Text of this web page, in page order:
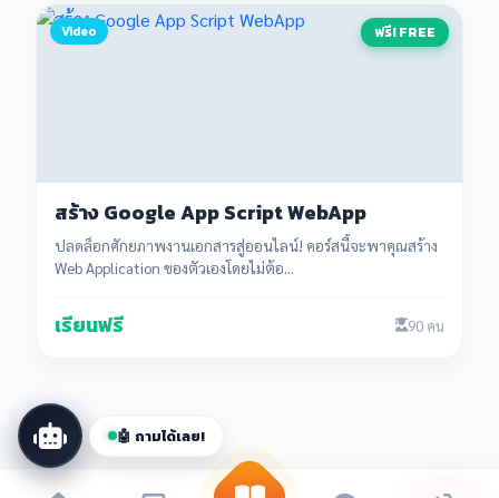
Video ฟรี! FREE
สร้าง Google App Script WebApp
ปลดล็อกศักยภาพงานเอกสารสู่ออนไลน์! คอร์สนี้จะพาคุณสร้าง
Web Application ของตัวเองโดยไม่ต้อ...
เรียนฟรี 90 คน
🤖 ถามได้เลย!
Devtaiban AI
ออนไลน์ตลอด 24 ชม.
คำถามเกี่ยวกับโปรแกรม VIP คอร์สเรียน และ